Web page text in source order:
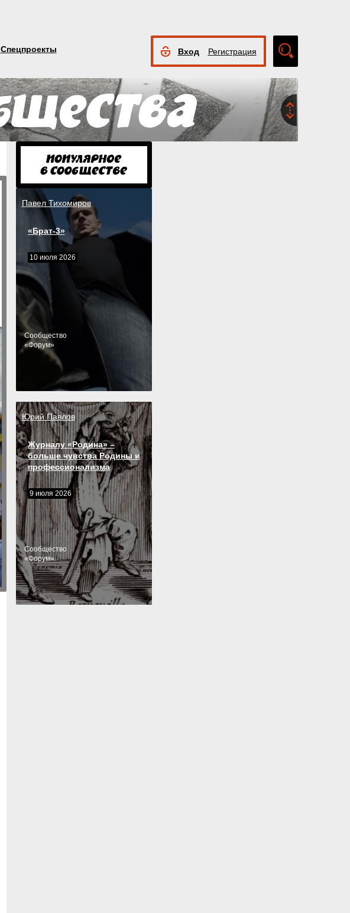
Спецпроекты Вход Регистрация
Павел Тихомиров
«Брат-3»
10 июля 2026
Cообщество
«Форум»
Юрий Павлов
Журналу «Родина» –
больше чувства Родины и
профессионализма
9 июля 2026
Cообщество
«Форум»